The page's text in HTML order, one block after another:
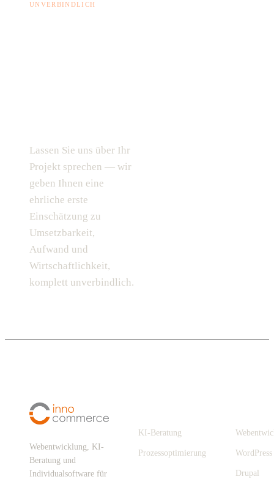
UNVERBINDLICH
Lassen Sie uns über Ihr
Projekt sprechen — wir
geben Ihnen eine
ehrliche erste
Einschätzung zu
Umsetzbarkeit,
Aufwand und
Wirtschaftlichkeit,
komplett unverbindlich.
Webentwicklung, KI-
Beratung und
Individualsoftware für
KI-Beratung
Prozessoptimierung WordPress
Drupal